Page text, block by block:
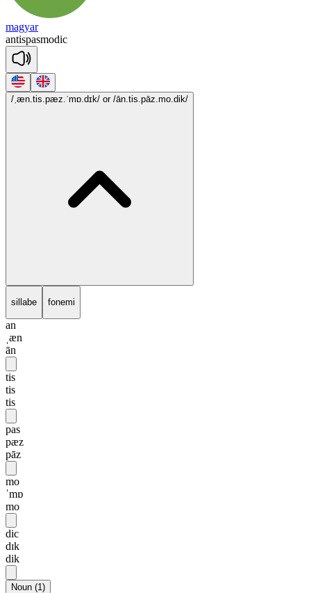
magyar
antispasmodic
/ˌæn.tis.pæz.ˈmɒ.dɪk/ or /ān.tis.pāz.mo.dik/
sillabe fonemi
an
ˌæn
ān
tis
tis
tis
pas
pæz
pāz
mo
ˈmɒ
mo
dic
dɪk
dik
Noun (1)